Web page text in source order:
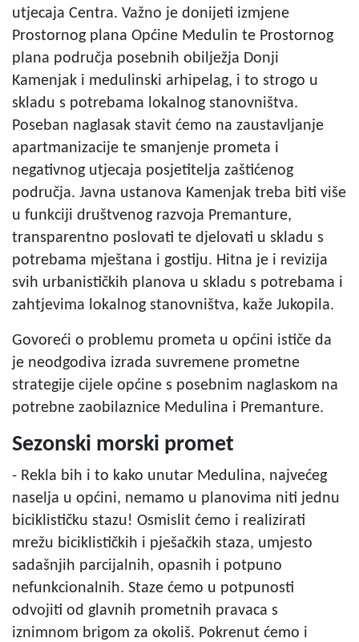
utjecaja Centra. Važno je donijeti izmjene
Prostornog plana Općine Medulin te Prostornog
plana područja posebnih obilježja Donji
Kamenjak i medulinski arhipelag, i to strogo u
skladu s potrebama lokalnog stanovništva.
Poseban naglasak stavit ćemo na zaustavljanje
apartmanizacije te smanjenje prometa i
negativnog utjecaja posjetitelja zaštićenog
područja. Javna ustanova Kamenjak treba biti više
u funkciji društvenog razvoja Premanture,
transparentno poslovati te djelovati u skladu s
potrebama mještana i gostiju. Hitna je i revizija
svih urbanističkih planova u skladu s potrebama i
zahtjevima lokalnog stanovništva, kaže Jukopila.
Govoreći o problemu prometa u općini ističe da
je neodgodiva izrada suvremene prometne
strategije cijele općine s posebnim naglaskom na
potrebne zaobilaznice Medulina i Premanture.
Sezonski morski promet
- Rekla bih i to kako unutar Medulina, najvećeg
naselja u općini, nemamo u planovima niti jednu
biciklističku stazu! Osmislit ćemo i realizirati
mrežu biciklističkih i pješačkih staza, umjesto
sadašnjih parcijalnih, opasnih i potpuno
nefunkcionalnih. Staze ćemo u potpunosti
odvojiti od glavnih prometnih pravaca s
iznimnom brigom za okoliš. Pokrenut ćemo i